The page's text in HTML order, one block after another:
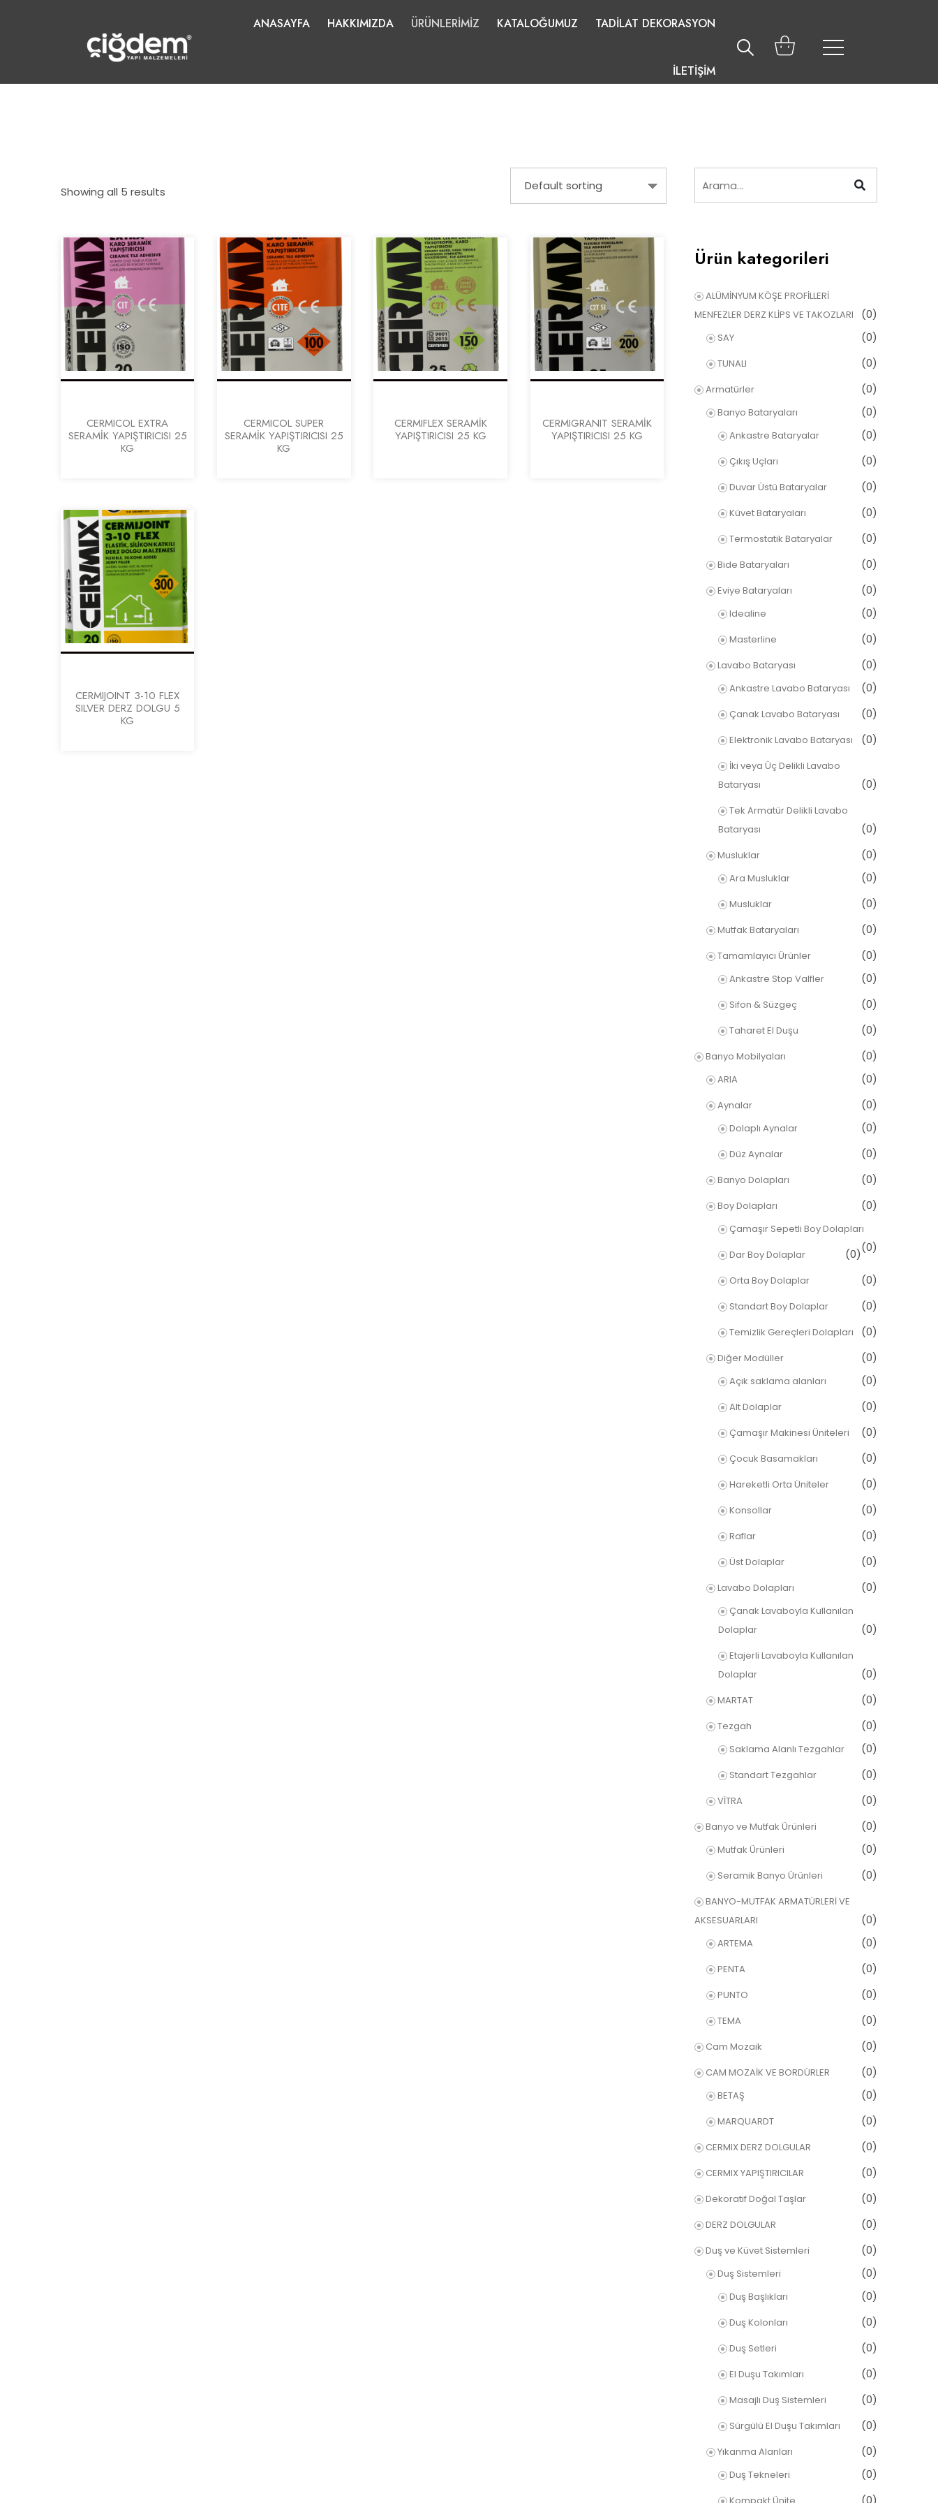
ANASAYFA HAKKIMIZDA ÜRÜNLERİMİZ KATALOĞUMUZ TADİLAT DEKORASYON
İLETİŞİM
Showing all 5 results
CERMICOL EXTRA
SERAMİK YAPIŞTIRICISI 25
KG
CERMICOL SUPER
SERAMİK YAPIŞTIRICISI 25
KG
CERMIFLEX SERAMİK
YAPIŞTIRICISI 25 KG
CERMIGRANIT SERAMİK
YAPIŞTIRICISI 25 KG
CERMIJOINT 3-10 FLEX
SILVER DERZ DOLGU 5
KG
Ürün kategorileri
ALÜMİNYUM KÖŞE PROFİLLERİ
MENFEZLER DERZ KLİPS VE TAKOZLARI
(0)
SAY (0)
TUNALI (0)
Armatürler (0)
Banyo Bataryaları (0)
Ankastre Bataryalar (0)
Çıkış Uçları (0)
Duvar Üstü Bataryalar (0)
Küvet Bataryaları (0)
Termostatik Bataryalar (0)
Bide Bataryaları (0)
Eviye Bataryaları (0)
Idealine (0)
Masterline (0)
Lavabo Bataryası (0)
Ankastre Lavabo Bataryası (0)
Çanak Lavabo Bataryası (0)
Elektronik Lavabo Bataryası (0)
İki veya Üç Delikli Lavabo
Bataryası
(0)
Tek Armatür Delikli Lavabo
Bataryası
(0)
Musluklar (0)
Ara Musluklar (0)
Musluklar (0)
Mutfak Bataryaları (0)
Tamamlayıcı Ürünler (0)
Ankastre Stop Valfler (0)
Sifon & Süzgeç (0)
Taharet El Duşu (0)
Banyo Mobilyaları (0)
ARIA (0)
Aynalar (0)
Dolaplı Aynalar (0)
Düz Aynalar (0)
Banyo Dolapları (0)
Boy Dolapları (0)
Çamaşır Sepetli Boy Dolapları
(0)
Dar Boy Dolaplar (0)
Orta Boy Dolaplar (0)
Standart Boy Dolaplar (0)
Temizlik Gereçleri Dolapları (0)
Diğer Modüller (0)
Açık saklama alanları (0)
Alt Dolaplar (0)
Çamaşır Makinesi Üniteleri (0)
Çocuk Basamakları (0)
Hareketli Orta Üniteler (0)
Konsollar (0)
Raflar (0)
Üst Dolaplar (0)
Lavabo Dolapları (0)
Çanak Lavaboyla Kullanılan
Dolaplar
(0)
Etajerli Lavaboyla Kullanılan
Dolaplar
(0)
MARTAT (0)
Tezgah (0)
Saklama Alanlı Tezgahlar (0)
Standart Tezgahlar (0)
VİTRA (0)
Banyo ve Mutfak Ürünleri (0)
Mutfak Ürünleri (0)
Seramik Banyo Ürünleri (0)
BANYO-MUTFAK ARMATÜRLERİ VE
AKSESUARLARI
(0)
ARTEMA (0)
PENTA (0)
PUNTO (0)
TEMA (0)
Cam Mozaik (0)
CAM MOZAİK VE BORDÜRLER (0)
BETAŞ (0)
MARQUARDT (0)
CERMIX DERZ DOLGULAR (0)
CERMIX YAPIŞTIRICILAR (0)
Dekoratif Doğal Taşlar (0)
DERZ DOLGULAR (0)
Duş ve Küvet Sistemleri (0)
Duş Sistemleri (0)
Duş Başlıkları (0)
Duş Kolonları (0)
Duş Setleri (0)
El Duşu Takımları (0)
Masajlı Duş Sistemleri (0)
Sürgülü El Duşu Takımları (0)
Yıkanma Alanları (0)
Duş Tekneleri (0)
(0)